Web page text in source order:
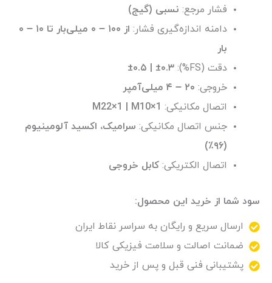
فشار مرجع: نسبی (گیج)
دامنه اندازه‌گیری فشار:
از ۱۰۰ – ۰ میلی‌بار تا ۱۰ – ۰
بار
دقت (FS%):
±۰.۵ | ±۰.۳
خروجی: ۲۰ – ۴ میلی‌آمپر
اتصال مکانیکی: M22×1 | M10×1
جنس اتصال مکانیکی: سرامیک، اکسید آلومینیوم
(۹۶٪)
اتصال الکتریکی: کابل خروجی
سود شما از خرید این محصول:
ارسال سریع و رایگان به سراسر نقاط ایران
ضمانت اصالت و سلامت فیزیکی کالا
پشتیبانی فنی قبل و پس از خرید